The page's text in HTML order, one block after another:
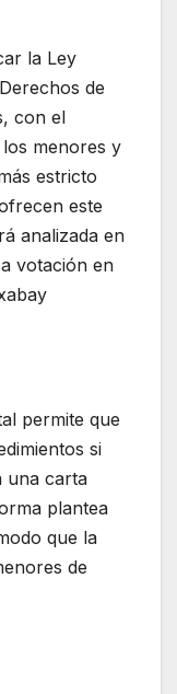
la Ley
de
con el
menores y
estricto
este
analizada en
votación en
permite que
si
una carta
plantea
que la
de